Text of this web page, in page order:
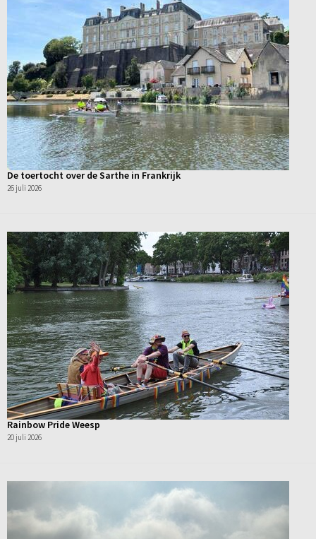
De toertocht over de Sarthe in Frankrijk
26 juli 2026
Rainbow Pride Weesp
20 juli 2026